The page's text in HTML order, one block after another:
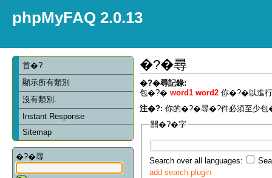
phpMyFAQ 2.0.13
首�?
顯示所有類別
沒有類別.
Instant Response
Sitemap
�?�尋
�?�尋
�?�尋記錄:
包�?� word1 word2 你�?�以進
注�?: 你的�?�尋�?件必須至少
關�?�字
Search over all languages:
add search plugin